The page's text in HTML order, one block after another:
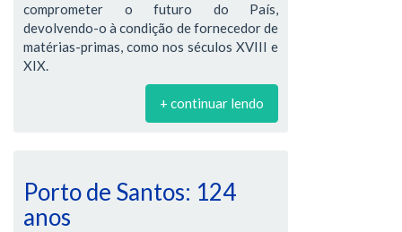
comprometer o futuro do País,
devolvendo-o à condição de fornecedor de
matérias-primas, como nos séculos XVIII e
XIX.
+ continuar lendo
Porto de Santos: 124
anos